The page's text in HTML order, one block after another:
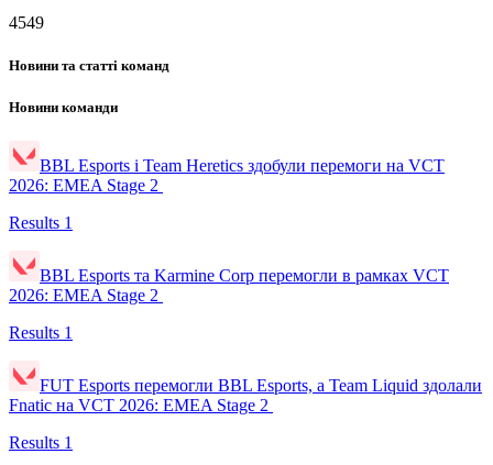
4549
Новини та статті команд
Новини команди
BBL Esports і Team Heretics здобули перемоги на VCT
2026: EMEA Stage 2
Results 1
BBL Esports та Karmine Corp перемогли в рамках VCT
2026: EMEA Stage 2
Results 1
FUT Esports перемогли BBL Esports, а Team Liquid здолали
Fnatic на VCT 2026: EMEA Stage 2
Results 1